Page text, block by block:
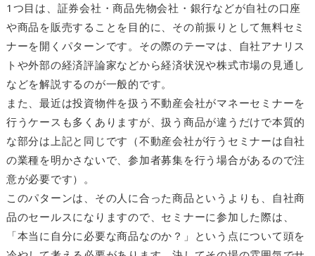
1つ目は、証券会社・商品先物会社・銀行などが自社の口座
や商品を販売することを目的に、その前振りとして無料セミ
ナーを開くパターンです。その際のテーマは、自社アナリス
トや外部の経済評論家などから経済状況や株式市場の見通し
などを解説するのが一般的です。
また、最近は投資物件を扱う不動産会社がマネーセミナーを
行うケースも多くありますが、扱う商品が違うだけで本質的
な部分は上記と同じです（不動産会社が行うセミナーは自社
の業種を明かさないで、参加者募集を行う場合があるので注
意が必要です）。
このパターンは、その人に合った商品というよりも、自社商
品のセールスになりますので、セミナーに参加した際は、
「本当に自分に必要な商品なのか？」という点について頭を